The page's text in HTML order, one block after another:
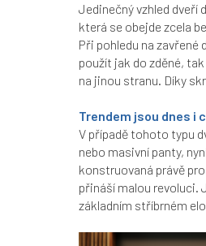
Jedinečný vzhled dveří
která se obejde zcela
Při pohledu na
použít jak do zděné,
na jinou stranu. Díky
Trendem jsou dnes i
V případě tohoto typu
nebo masivní panty,
konstruovaná právě
přináší malou revoluci.
základním stříbrném